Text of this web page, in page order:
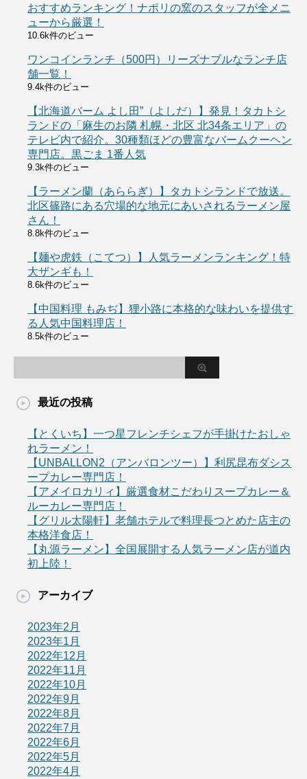
おすすめランキング！ナポリの窯のスタッフが全メニ
ューから厳選！
10.6k件のビュー
ワンコインランチ（500円）リーズナブルなランチ店
舗一覧！
9.4k件のビュー
【北海道バーム よし田”（よしだ）】発見！タカトシ
ランドの「麻生のお隣 札幌・北区 北34条エリア」の
テレビ内で紹介。30種類ほどの豊富なバームクーヘン
専門店。黒ごま 1番人気
9.3k件のビュー
【ラーメン蘭（あららぎ）】タカトシランドで放送。
北区篠路にある穴場的な地元にあいされるラーメン屋
さん！
8.8k件のビュー
【麺や虎鉄（こてつ）】人気ラーメンランキング！特
大ザンギも！
8.6k件のビュー
【中国料理 もみぢ】狸小路に本格的な味わいを提供す
る人気中国料理店！
8.5k件のビュー
最近の投稿
【とくいち】一つ星フレンチシェフが手掛けたおしゃ
れラーメン！
【UNBALLON2（アンバロンツー）】利尻昆布ダシス
ープカレー専門店！
【アメイロカリィ】厳選食材こだわりスープカレー＆
ルーカレー専門店！
【グリル太陽軒】老舗ホテルで料理長つとめた店主の
本格洋食店！
【丸源ラーメン】全国展開する人気ラーメン店が道内
初上陸！
アーカイブ
2023年2月
2023年1月
2022年12月
2022年11月
2022年10月
2022年9月
2022年8月
2022年7月
2022年6月
2022年5月
2022年4月